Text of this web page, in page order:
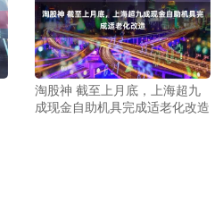
淘股神 截至上月底，上海超九
成现金自助机具完成适老化改造